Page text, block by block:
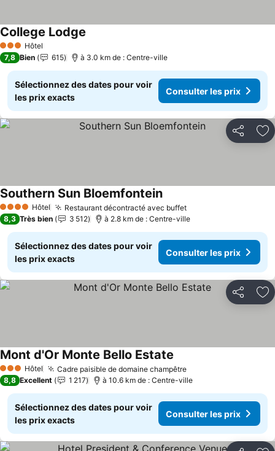
3 ÉtoilesHôtel
College Lodge
7,8 Bien 615 à 3.0 km de : Centre-ville
Sélectionnez des dates pour voir
les prix exacts
Consulter les prix
Partager
4 Étoiles Hôtel Restaurant décontracté avec buffetConsulter les prix
Southern Sun BloemfonteinConsulter les prix
8,3 Très bien 3 512 à 2.8 km de : Centre-ville
Sélectionnez des dates pour voir
les prix exacts
Consulter les prix
Partager
3 ÉtoilesHôtel Cadre paisible de domaine champêtreConsulter les prix
Mont d'Or Monte Bello Estate
8,8 Excellent 1 217 à 10.6 km de : Centre-ville
Sélectionnez des dates pour voir
les prix exacts
Consulter les prix